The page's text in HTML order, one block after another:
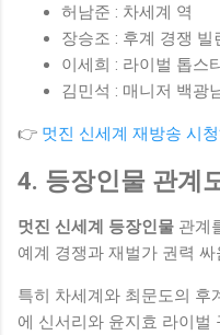
허남준 : 차세계 역
장승조 : 후계 경쟁 빌
이세희 : 라이벌 톱스
김민석 : 매니저 백광
👉 멋진 신세계 재방송 시
4. 등장인물 관계
멋진 신세계 등장인물 관계
예계 경쟁과 재벌가 권력
특히 차세계와 최문도의 후
에 신서리와 윤지효 라이벌